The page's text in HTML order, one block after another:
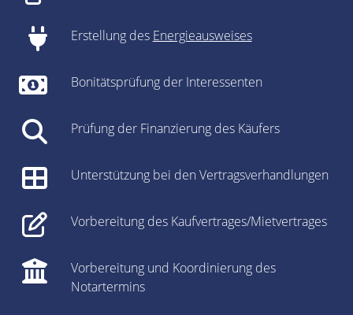
Erstellung des Energieausweises
Bonitätsprüfung der Interessenten
Prüfung der Finanzierung des Käufers
Unterstützung bei den Vertragsverhandlungen
Vorbereitung des Kaufvertrages/Mietvertrages
Vorbereitung und Koordinierung des
Notartermins